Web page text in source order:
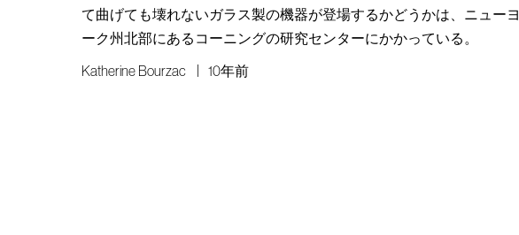
て曲げても壊れないガラス製の機器が登場するかどうかは、ニューヨ
ーク州北部にあるコーニングの研究センターにかかっている。
Katherine Bourzac 10年前